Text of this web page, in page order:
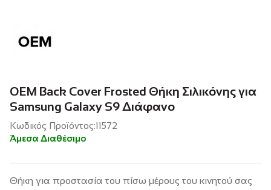
OEM Back Cover Frosted Θήκη Σιλικόνης για
Samsung Galaxy S9 Διάφανο
Κωδικός Προϊόντος:11572
Άμεσα Διαθέσιμο
Θήκη για προστασία του πίσω μέρους του κινητού σας